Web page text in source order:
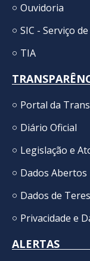
Ouvidoria
SIC - Serviço
TIA
Portal da
Diário Oficial
Legislação e
Dados Abertos
Dados de
Privacidade e
ALERTAS